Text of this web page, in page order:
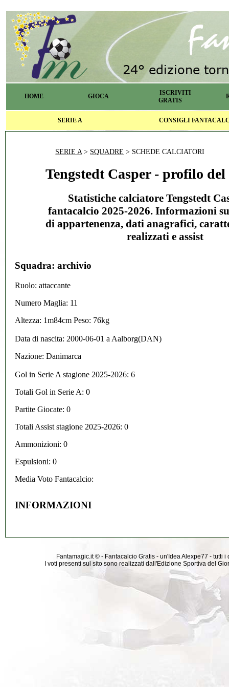
HOME GIOCA
ISCRIVITI
GRATIS
SERIE A CONSIGLI
SERIE A> SQUADRE > SCHEDE CALCIATORI
Tengstedt Casper - profilo del
Statistiche calciatore Tengstedt
fantacalcio 2025-2026. Informazioni
di appartenenza, dati anagrafici,
realizzati e assist
Squadra: archivio
Ruolo: attaccante
Numero Maglia: 11
Altezza: 1m84cm Peso: 76kg
Data di nascita: 2000-06-01 a Aalborg(DAN)
Nazione: Danimarca
Gol in Serie A stagione 2025-2026: 6
Totali Gol in Serie A: 0
Partite Giocate: 0
Totali Assist stagione 2025-2026: 0
Ammonizioni: 0
Espulsioni: 0
Media Voto Fantacalcio:
INFORMAZIONI
Fantamagic.it © - Fantacalcio Gratis - un'Idea Alexpe77 -
I voti presenti sul sito sono realizzati dall'Edizione Sportiva del